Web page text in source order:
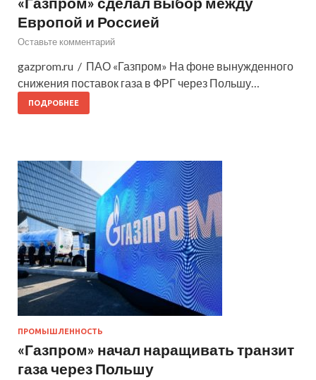
Европой и Россией
Оставьте комментарий
gazprom.ru / ПАО «Газпром» На фоне вынужденного
снижения поставок газа в ФРГ через Польшу…
ПОДРОБНЕЕ
ПРОМЫШЛЕННОСТЬ
«Газпром» начал наращивать транзит
газа через Польшу